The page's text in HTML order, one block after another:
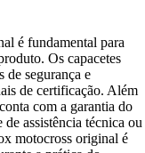
é fundamental para
Os capacetes
de segurança e
de certificação. Além
com a garantia do
assistência técnica ou
motocross original é